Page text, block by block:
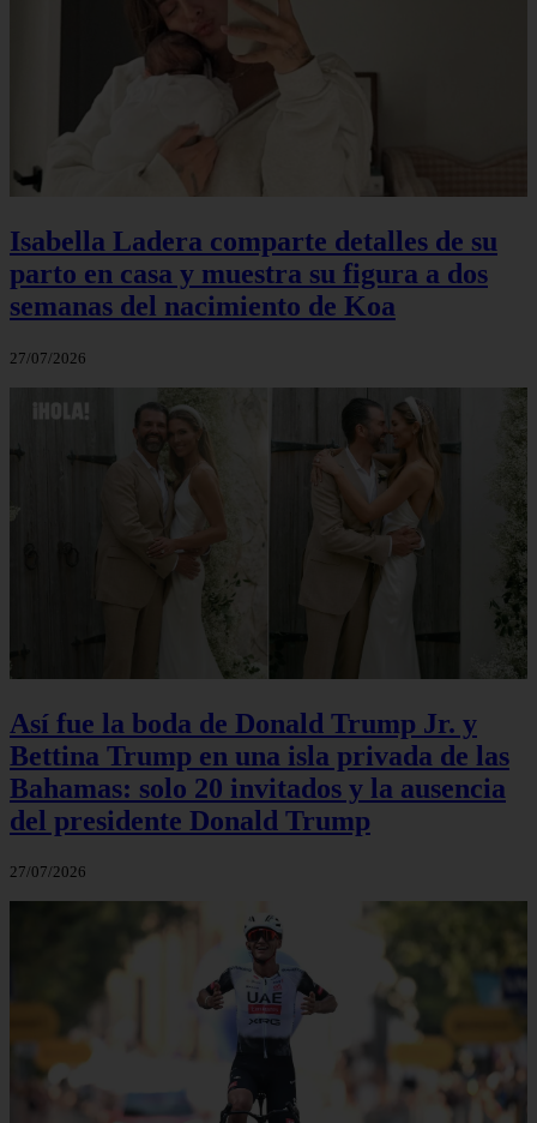
Isabella Ladera comparte detalles de su
parto en casa y muestra su figura a dos
semanas del nacimiento de Koa
27/07/2026
Así fue la boda de Donald Trump Jr. y
Bettina Trump en una isla privada de las
Bahamas: solo 20 invitados y la ausencia
del presidente Donald Trump
27/07/2026